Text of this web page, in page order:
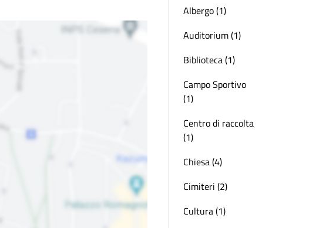
Albergo (1)
Auditorium (1)
Biblioteca (1)
Campo Sportivo
(1)
Centro di raccolta
(1)
Chiesa (4)
Cimiteri (2)
Cultura (1)